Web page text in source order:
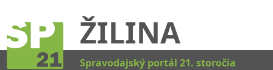
ŽILINA
Spravodajský portál 21. storočia